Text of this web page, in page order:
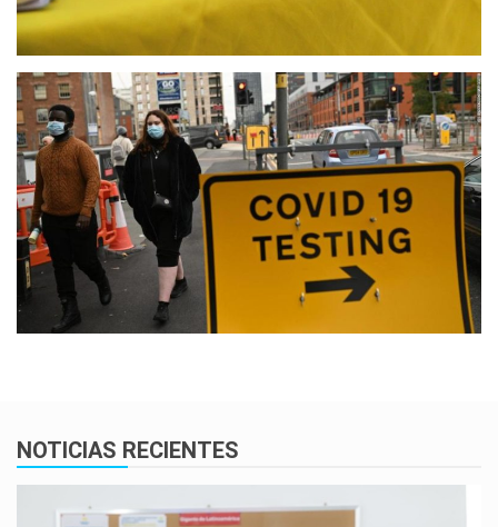
NOTICIAS RECIENTES